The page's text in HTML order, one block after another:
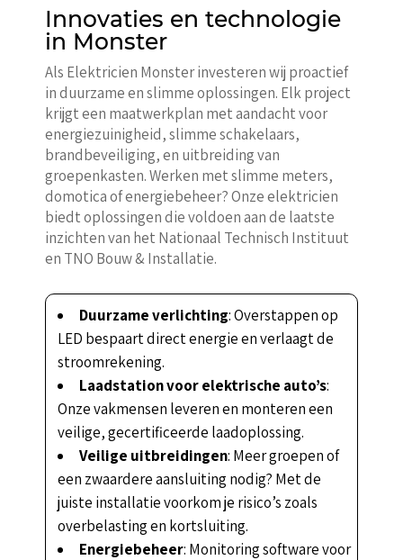
Innovaties en technologie
in Monster
Als Elektricien Monster investeren wij proactief
in duurzame en slimme oplossingen. Elk project
krijgt een maatwerkplan met aandacht voor
energiezuinigheid, slimme schakelaars,
brandbeveiliging, en uitbreiding van
groepenkasten. Werken met slimme meters,
domotica of energiebeheer? Onze elektricien
biedt oplossingen die voldoen aan de laatste
inzichten van het Nationaal Technisch Instituut
en TNO Bouw & Installatie.
Duurzame verlichting: Overstappen op
LED bespaart direct energie en verlaagt de
stroomrekening.
Laadstation voor elektrische auto’s:
Onze vakmensen leveren en monteren een
veilige, gecertificeerde laadoplossing.
Veilige uitbreidingen: Meer groepen of
een zwaardere aansluiting nodig? Met de
juiste installatie voorkom je risico’s zoals
overbelasting en kortsluiting.
Energiebeheer: Monitoring software voor